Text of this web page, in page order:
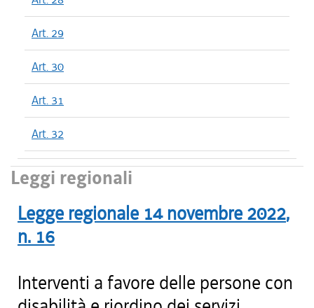
Art. 29
Art. 30
Art. 31
Art. 32
Leggi regionali
Legge regionale 14 novembre 2022,
n. 16
Interventi a favore delle persone con